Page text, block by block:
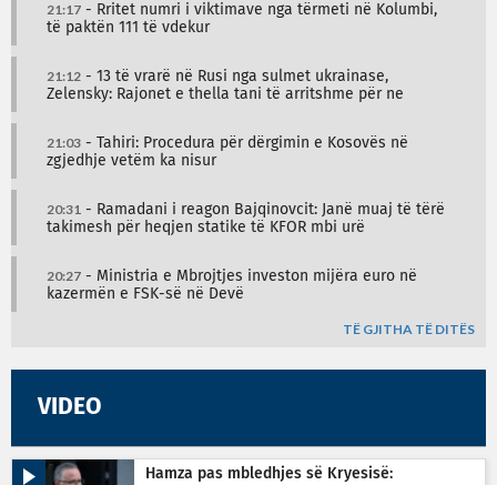
21:17 - Rritet numri i viktimave nga tërmeti në Kolumbi,
të paktën 111 të vdekur
21:12 - 13 të vrarë në Rusi nga sulmet ukrainase,
Zelensky: Rajonet e thella tani të arritshme për ne
21:03 - Tahiri: Procedura për dërgimin e Kosovës në
zgjedhje vetëm ka nisur
20:31 - Ramadani i reagon Bajqinovcit: Janë muaj të tërë
takimesh për heqjen statike të KFOR mbi urë
20:27 - Ministria e Mbrojtjes investon mijëra euro në
kazermën e FSK-së në Devë
TË GJITHA TË DITËS
VIDEO
Hamza pas mbledhjes së Kryesisë: